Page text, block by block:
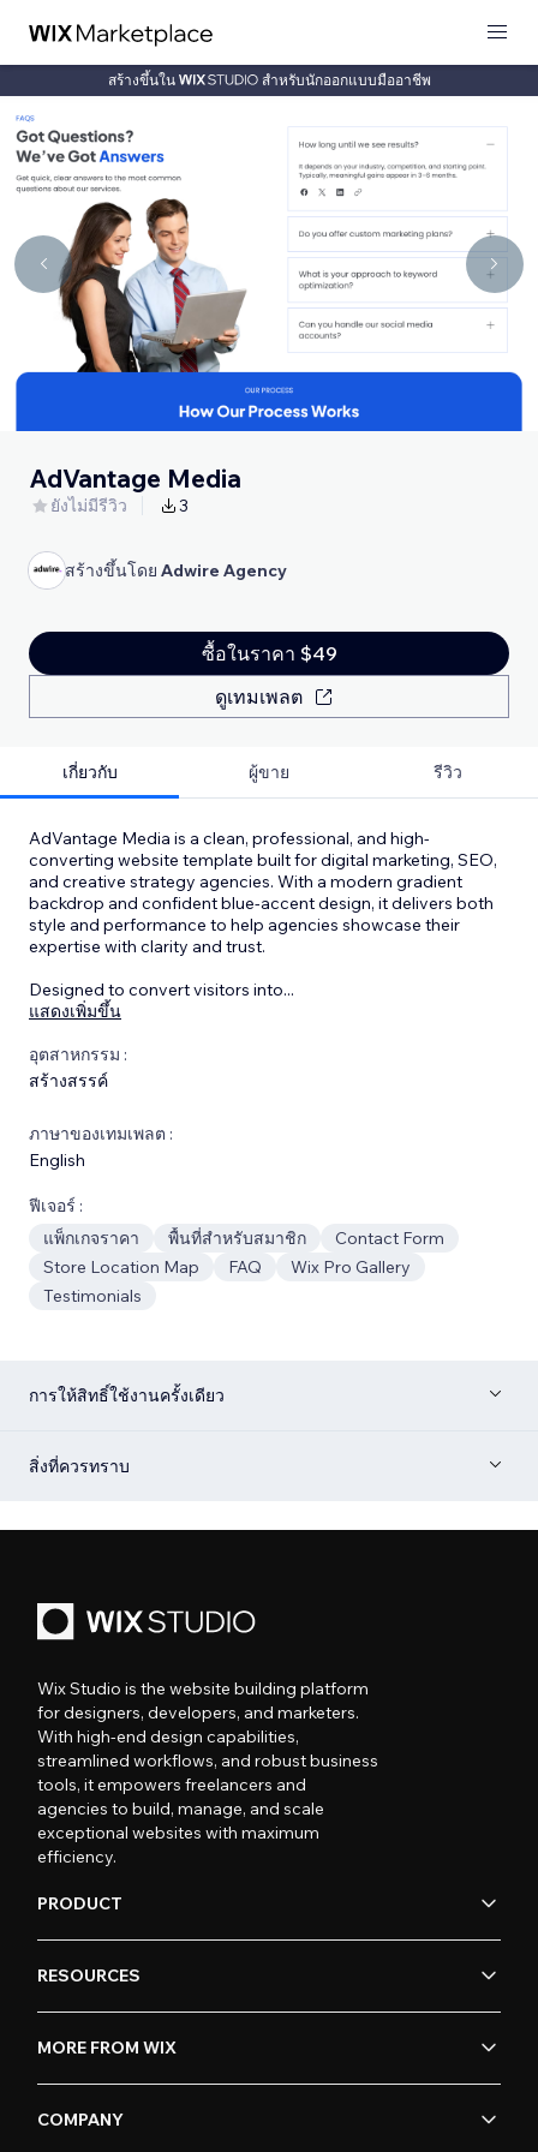
สร้างขึ้นใน สำหรับนักออกแบบมืออาชีพ
AdVantage Media
ยังไม่มีรีวิว 3
สร้างขึ้นโดย Adwire Agency
ซื้อในราคา $49
ดูเทมเพลต
เกี่ยวกับ ผู้ขาย รีวิว
AdVantage Media is a clean, professional, and high-
converting website template built for digital marketing, SEO,
and creative strategy agencies. With a modern gradient
backdrop and confident blue-accent design, it delivers both
style and performance to help agencies showcase their
expertise with clarity and trust.
Designed to convert visitors into...
แสดงเพิ่มขึ้น
อุตสาหกรรม :
สร้างสรรค์
ภาษาของเทมเพลต :
English
ฟีเจอร์ :
แพ็กเกจราคา
พื้นที่สำหรับสมาชิก
Contact Form
Store Location Map
FAQ
Wix Pro Gallery
Testimonials
การให้สิทธิ์ใช้งานครั้งเดียว
สิ่งที่ควรทราบ
Wix Studio is the website building platform
for designers, developers, and marketers.
With high-end design capabilities,
streamlined workflows, and robust business
tools, it empowers freelancers and
agencies to build, manage, and scale
exceptional websites with maximum
efficiency.
PRODUCT
RESOURCES
MORE FROM WIX
COMPANY